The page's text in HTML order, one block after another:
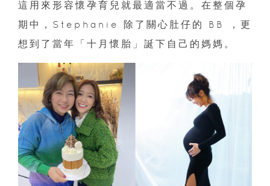
這用來形容懷孕育兒就最適當不過。在整個孕
期中，Stephanie 除了關心肚仔的 BB ，更
想到了當年「十月懷胎」誕下自己的媽媽。